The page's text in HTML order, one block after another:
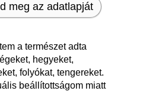
meg az adatlapját
a természet adta
hegyeket,
folyókat, tengereket.
beállítottságom miatt